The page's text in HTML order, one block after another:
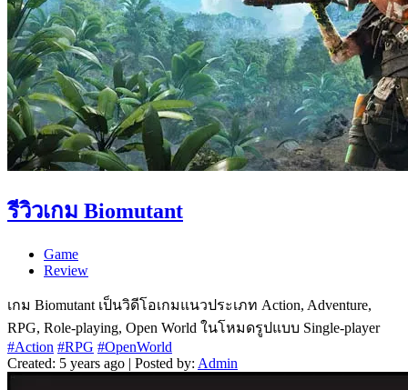
รีวิวเกม Biomutant
Game
Review
เกม Biomutant เป็นวิดีโอเกมแนวประเภท Action, Adventure,
RPG, Role-playing, Open World ในโหมดรูปแบบ Single-player
#Action #RPG #OpenWorld
Created: 5 years ago | Posted by: Admin